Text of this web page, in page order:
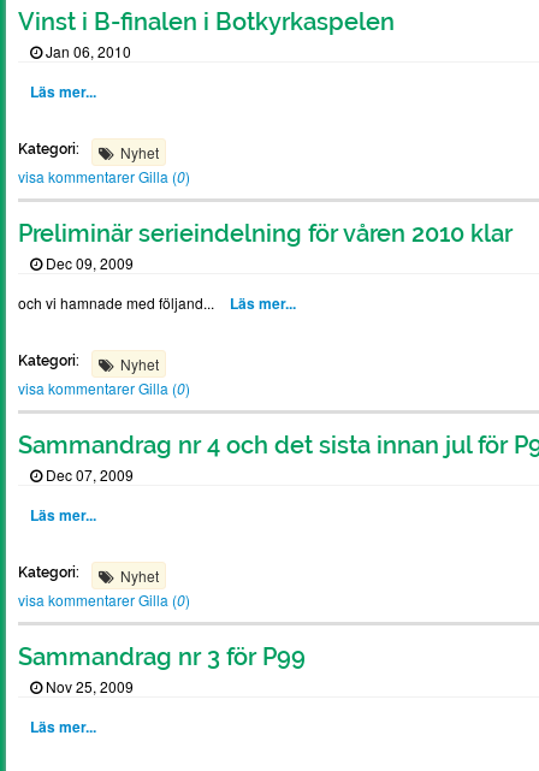
Vinst i B-finalen i Botkyrkaspelen
Jan 06, 2010
Läs mer...
Kategori:
Nyhet
visa kommentarerGilla (0)
Preliminär serieindelning för våren 2010 klar
Dec 09, 2009
och vi hamnade med följand...
Läs mer...
Kategori:
Nyhet
visa kommentarerGilla (0)
Sammandrag nr 4 och det sista innan jul för
Dec 07, 2009
Läs mer...
Kategori:
Nyhet
visa kommentarerGilla (0)
Sammandrag nr 3 för P99
Nov 25, 2009
Läs mer...